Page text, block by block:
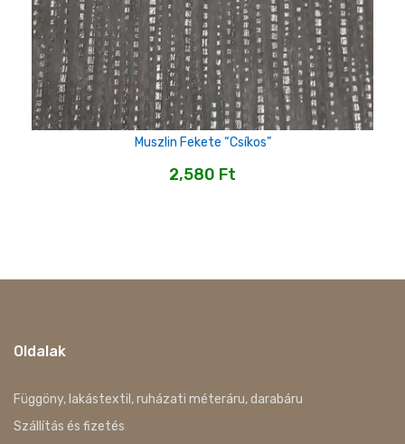
Muszlin Fekete “csíkos”
2,580 Ft
Oldalak
Függöny, lakástextil, ruházati méteráru, darabáru
Szállítás és fizetés